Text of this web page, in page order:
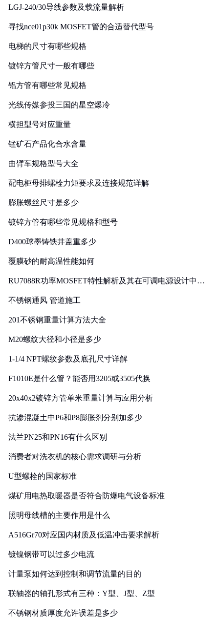
LGJ-240/30导线参数及载流量解析
寻找nce01p30k MOSFET管的合适替代型号
电梯的尺寸有哪些规格
镀锌方管尺寸一般有哪些
铝方管有哪些常见规格
光线传媒参投三国的星空爆冷
横担型号对应重量
锰矿石产品化合水含量
曲臂车规格型号大全
配电柜母排螺栓力矩要求及连接规范详解
膨胀螺丝尺寸是多少
镀锌方管有哪些常见规格和型号
D400球墨铸铁井盖重多少
覆膜砂的耐高温性能如何
RU7088R功率MOSFET特性解析及其在可调电源设计中的
不锈钢通风 管道施工
201不锈钢重量计算方法大全
M20螺纹大径和小径是多少
1-1/4 NPT螺纹参数及底孔尺寸详解
F1010E是什么管？能否用3205或3505代换
20x40x2镀锌方管单米重量计算与应用分析
抗渗混凝土中P6和P8膨胀剂分别加多少
法兰PN25和PN16有什么区别
消费者对洗衣机的核心需求调研与分析
U型螺栓的国家标准
煤矿用电热取暖器是否符合防爆电气设备标准
照明母线槽的主要作用是什么
A516Gr70对应国内材质及低温冲击要求解析
镀镍钢带可以过多少电流
计量泵如何达到控制和调节流量的目的
联轴器的轴孔形式有三种：Y型、J型、Z型
不锈钢材质厚度允许误差是多少